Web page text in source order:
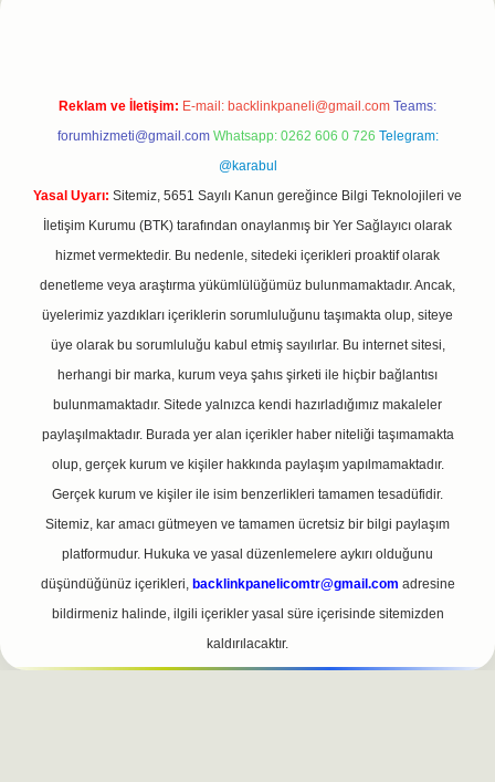
Reklam ve İletişim: E-mail: backlinkpaneli@gmail.com Teams:
forumhizmeti@gmail.com Whatsapp: 0262 606 0 726 Telegram:
@karabul
Yasal Uyarı: Sitemiz, 5651 Sayılı Kanun gereğince Bilgi Teknolojileri ve
İletişim Kurumu (BTK) tarafından onaylanmış bir Yer Sağlayıcı olarak
hizmet vermektedir. Bu nedenle, sitedeki içerikleri proaktif olarak
denetleme veya araştırma yükümlülüğümüz bulunmamaktadır. Ancak,
üyelerimiz yazdıkları içeriklerin sorumluluğunu taşımakta olup, siteye
üye olarak bu sorumluluğu kabul etmiş sayılırlar. Bu internet sitesi,
herhangi bir marka, kurum veya şahıs şirketi ile hiçbir bağlantısı
bulunmamaktadır. Sitede yalnızca kendi hazırladığımız makaleler
paylaşılmaktadır. Burada yer alan içerikler haber niteliği taşımamakta
olup, gerçek kurum ve kişiler hakkında paylaşım yapılmamaktadır.
Gerçek kurum ve kişiler ile isim benzerlikleri tamamen tesadüfidir.
Sitemiz, kar amacı gütmeyen ve tamamen ücretsiz bir bilgi paylaşım
platformudur. Hukuka ve yasal düzenlemelere aykırı olduğunu
düşündüğünüz içerikleri, backlinkpanelicomtr@gmail.com adresine
bildirmeniz halinde, ilgili içerikler yasal süre içerisinde sitemizden
kaldırılacaktır.